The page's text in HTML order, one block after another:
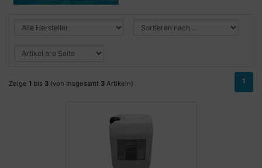
Zeige 1 bis 3 (von insgesamt 3 Artikeln) 1